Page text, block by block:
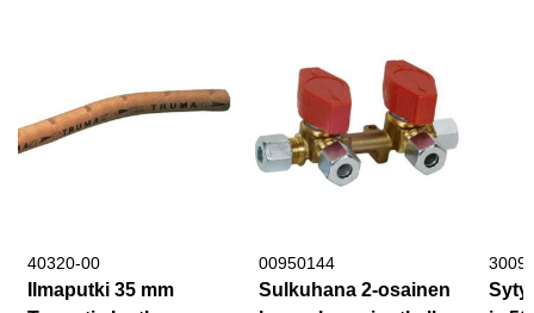
40320-00
Ilmaputki 35 mm
00950144
Sulkuhana 2-osainen